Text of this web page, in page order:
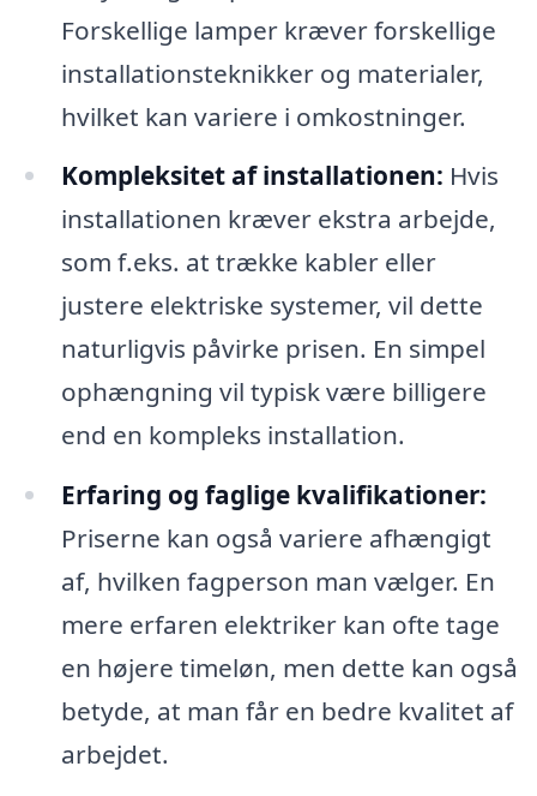
Forskellige lamper kræver forskellige
installationsteknikker og materialer,
hvilket kan variere i omkostninger.
Kompleksitet af installationen: Hvis
installationen kræver ekstra arbejde,
som f.eks. at trække kabler eller
justere elektriske systemer, vil dette
naturligvis påvirke prisen. En simpel
ophængning vil typisk være billigere
end en kompleks installation.
Erfaring og faglige kvalifikationer:
Priserne kan også variere afhængigt
af, hvilken fagperson man vælger. En
mere erfaren elektriker kan ofte tage
en højere timeløn, men dette kan også
betyde, at man får en bedre kvalitet af
arbejdet.